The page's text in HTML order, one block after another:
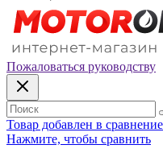
Пожаловаться руководству
Товар добавлен в
Нажмите, чтобы сравнить